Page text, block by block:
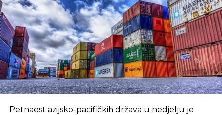
Petnaest azijsko-pacifičkih država u nedjelju je